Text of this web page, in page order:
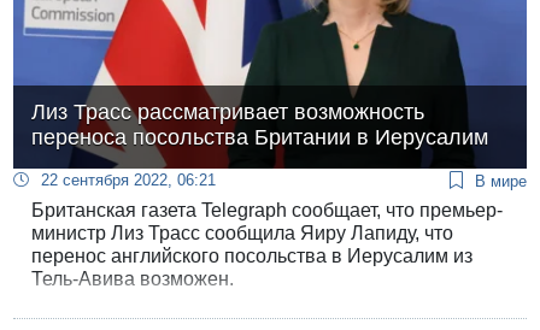
Лиз Трасс рассматривает возможность
переноса посольства Британии в Иерусалим
22 сентября 2022, 06:21 В мире
Британская газета Telegraph сообщает, что премьер-
министр Лиз Трасс сообщила Яиру Лапиду, что
перенос английского посольства в Иерусалим из
Тель-Авива возможен.